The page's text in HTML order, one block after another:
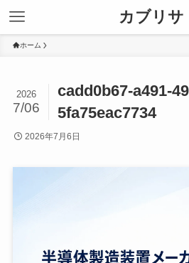
カブリサ
ホーム
cadd0b67-a491-
5fa75eac7734
2026
7/06
2026年7月6日